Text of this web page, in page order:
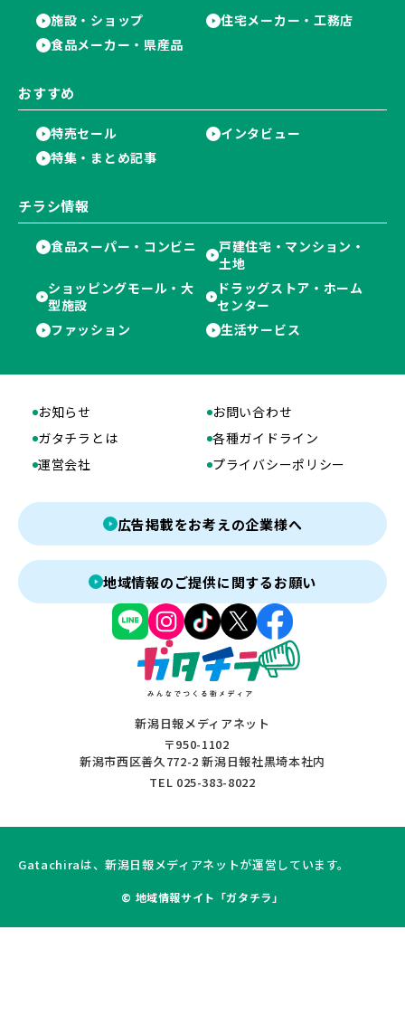
施設・ショップ
住宅メーカー・工務店
食品メーカー・県産品
おすすめ
特売セール
インタビュー
特集・まとめ記事
チラシ情報
食品スーパー・コンビニ
戸建住宅・マンション・
土地
ショッピングモール・大
型施設
ドラッグストア・ホーム
センター
ファッション
生活サービス
新潟日報メディアネット
〒950-1102
新潟市西区善久772-2 新潟日報社黒埼本社内
TEL 025-383-8022
お知らせ
お問い合わせ
ガタチラとは
各種ガイドライン
運営会社
プライバシーポリシー
広告掲載をお考えの企業様へ
地域情報のご提供に関するお願い
Gatachiraは、新潟日報メディアネットが運営しています。
© 地域情報サイト「ガタチラ」